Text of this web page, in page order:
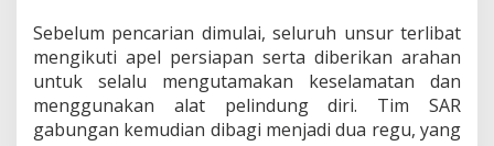
u
k
a
n
e
Sebelum pencarian dimulai, seluruh unsur terlibat
mengikuti apel persiapan serta diberikan arahan
untuk selalu mengutamakan keselamatan dan
menggunakan alat pelindung diri. Tim SAR
gabungan kemudian dibagi menjadi dua regu, yang